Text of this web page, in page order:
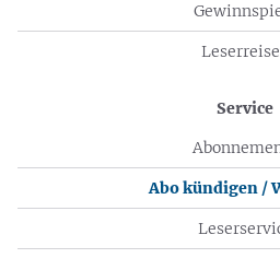
Service
Abo kündigen /